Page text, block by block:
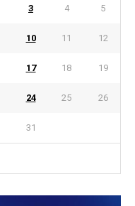
3 4 5
10 11 12
17 18 19
24 25 26
31